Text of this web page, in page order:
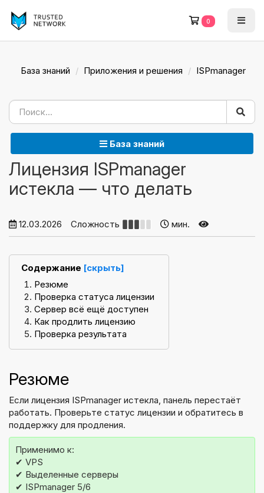
0
База знаний Приложения и решения ISPmanager
База знаний
Лицензия ISPmanager
истекла — что делать
12.03.2026 Сложность мин.
Содержание [скрыть]
Резюме
Проверка статуса лицензии
Сервер всё ещё доступен
Как продлить лицензию
Проверка результата
Резюме
Если лицензия ISPmanager истекла, панель перестаёт
работать. Проверьте статус лицензии и обратитесь в
поддержку для продления.
Применимо к:
✔ VPS
✔ Выделенные серверы
✔ ISPmanager 5/6